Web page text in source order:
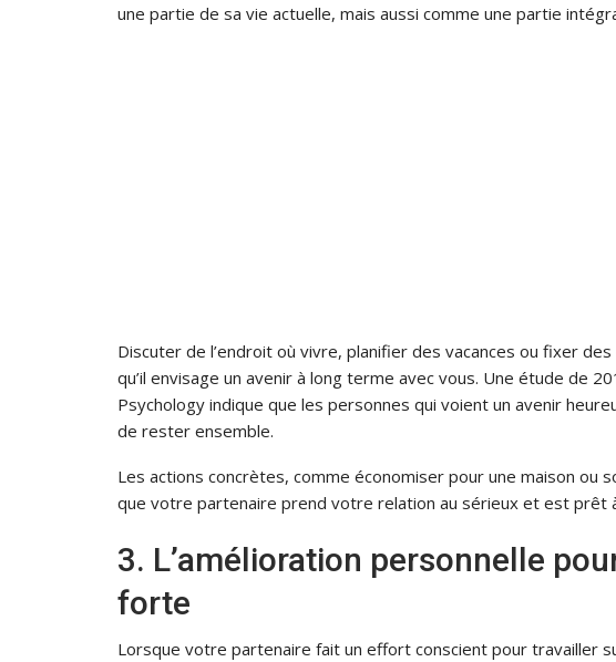
une partie de sa vie actuelle, mais aussi comme une partie
Discuter de l’endroit où vivre, planifier des vacances ou fixer
qu’il envisage un avenir à long terme avec vous. Une étude de
Psychology indique que les personnes qui voient un avenir
de rester ensemble.
Les actions concrètes, comme économiser pour une maison ou
que votre partenaire prend votre relation au sérieux et est prêt
3. L’amélioration personnelle
forte
Lorsque votre partenaire fait un effort conscient pour travailler